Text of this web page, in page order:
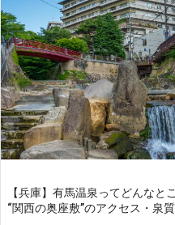
【兵庫】有馬温泉ってどんなと
“関西の奥座敷”のアクセス・泉質